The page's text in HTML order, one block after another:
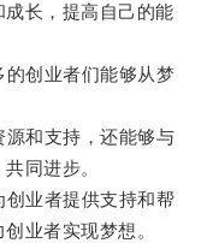
长，提高自己的能
创业者们能够从梦
和支持，还能够与
同进步。
业者提供支持和帮
业者实现梦想。